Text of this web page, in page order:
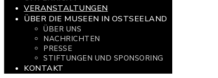
VERANSTALTUNGEN
ÜBER DIE MUSEEN IN OSTSEELAND
ÜBER UNS
NACHRICHTEN
PRESSE
STIFTUNGEN UND SPONSORING
KONTAKT